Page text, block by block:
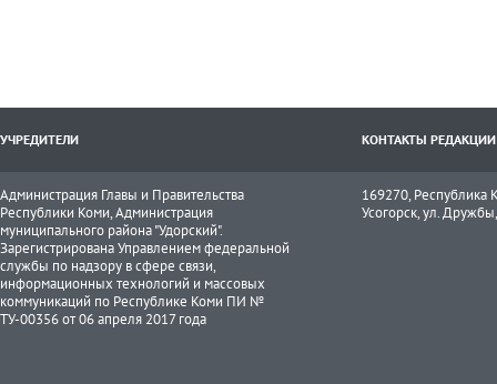
УЧРЕДИТЕЛИ КОНТАКТЫ РЕДАКЦИИ
Администрация Главы и Правительства
Республики Коми, Администрация
муниципального района "Удорский".
Зарегистрирована Управлением федеральной
службы по надзору в сфере связи,
информационных технологий и массовых
коммуникаций по Республике Коми ПИ №
ТУ-00356 от 06 апреля 2017 года
169270, Республика
Усогорск, ул.